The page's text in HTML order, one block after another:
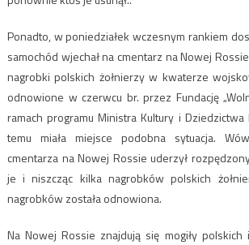
Ponadto, w poniedziałek wczesnym rankiem
samochód wjechał na cmentarz na Nowej
nagrobki polskich żołnierzy w kwaterze
odnowione w czerwcu br. przez Fundację
ramach programu Ministra Kultury i Dziedzictwa
temu miała miejsce podobna sytuacja.
cmentarza na Nowej Rossie uderzył
je i niszcząc kilka nagrobków polskich
nagrobków została odnowiona.
Na Nowej Rossie znajdują się mogiły polskich